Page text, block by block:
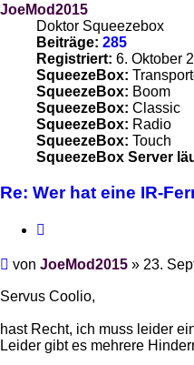
JoeMod2015
Doktor Squeezebox
Beiträge: 285
Registriert: 6. Oktober
SqueezeBox:
SqueezeBox: Boom
SqueezeBox: Classic
SqueezeBox: Radio
SqueezeBox: Touch
SqueezeBox Server
Re: Wer hat eine IR-
Beitrag
von JoeMod2015 » 23.
Servus Coolio,
hast Recht, ich muss leider
Leider gibt es mehrere